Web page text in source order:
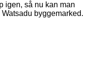
igen, så nu kan man
byggemarked.